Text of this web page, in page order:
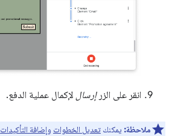
انقر على الزرإرسال لإكمال عملية الدفع.
ملاحظة: يمكنك تعديل الخطوات وإضافة التأكيدات